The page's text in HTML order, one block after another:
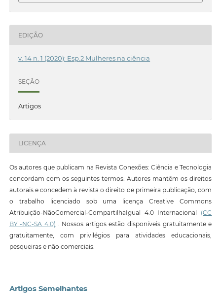
EDIÇÃO
v. 14 n. 1 (2020): Esp.2 Mulheres na ciência
SEÇÃO
Artigos
LICENÇA
Os autores que publicam na Revista Conexões: Ciência e Tecnologia
concordam com os seguintes termos: Autores mantêm os direitos
autorais e concedem à revista o direito de primeira publicação, com
o trabalho licenciado sob uma licença Creative Commons
Atribuição-NãoComercial-CompartilhaIgual 4.0 Internacional (CC
BY -NC-SA 4.0) . Nossos artigos estão disponíveis gratuitamente e
gratuitamente, com privilégios para atividades educacionais,
pesqueiras e não comerciais.
Artigos Semelhantes